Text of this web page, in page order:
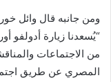
ومن جانبه قال وائل
“يُسعدنا زيارة أدولفو
من الاجتماعات
المصري عن طريق